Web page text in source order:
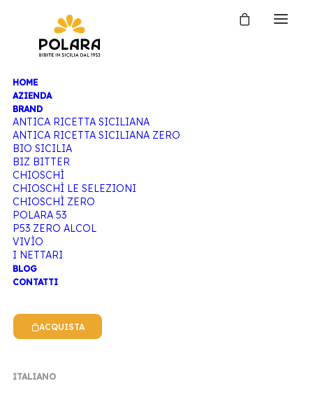
HOME
AZIENDA
BRAND
ANTICA RICETTA SICILIANA
ANTICA RICETTA SICILIANA ZERO
BIO SICILIA
BIZ BITTER
CHIOSCHÌ
CHIOSCHÌ LE SELEZIONI
CHIOSCHÌ ZERO
POLARA 53
P53 ZERO ALCOL
VIVÌO
I NETTARI
BLOG
CONTATTI
ACQUISTA
ITALIANO
Sicilia alla Palermo Cocktail Week con Bibite
UN’ISOLA: LA MIXOLOGY SI
TINGE DI SICILIA ALLA
PALERMO COCKTAIL WEEK